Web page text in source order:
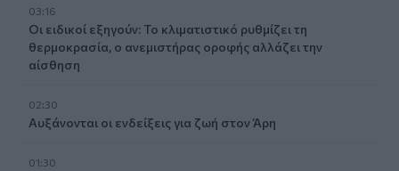
03:16
Οι ειδικοί εξηγούν: Το κλιματιστικό ρυθμίζει τη
θερμοκρασία, ο ανεμιστήρας οροφής αλλάζει την
αίσθηση
02:30
Αυξάνονται οι ενδείξεις για ζωή στον Άρη
01:30